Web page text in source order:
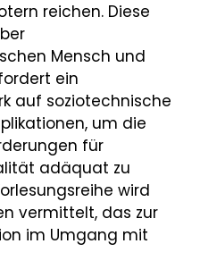
reichen. Diese
Mensch und
ein
auf soziotechnische
um die
für
adäquat zu
wird
vermittelt, das zur
im Umgang mit